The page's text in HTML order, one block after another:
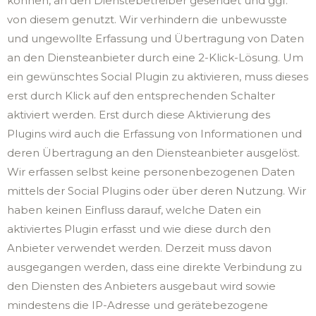
von diesem genutzt. Wir verhindern die unbewusste
und ungewollte Erfassung und Übertragung von Daten
an den Diensteanbieter durch eine 2-Klick-Lösung. Um
ein gewünschtes Social Plugin zu aktivieren, muss dieses
erst durch Klick auf den entsprechenden Schalter
aktiviert werden. Erst durch diese Aktivierung des
Plugins wird auch die Erfassung von Informationen und
deren Übertragung an den Diensteanbieter ausgelöst.
Wir erfassen selbst keine personenbezogenen Daten
mittels der Social Plugins oder über deren Nutzung. Wir
haben keinen Einfluss darauf, welche Daten ein
aktiviertes Plugin erfasst und wie diese durch den
Anbieter verwendet werden. Derzeit muss davon
ausgegangen werden, dass eine direkte Verbindung zu
den Diensten des Anbieters ausgebaut wird sowie
mindestens die IP-Adresse und gerätebezogene